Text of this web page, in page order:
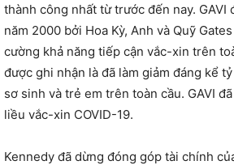
thành công nhất từ trước đến nay. GAVI
năm 2000 bởi Hoa Kỳ, Anh và Quỹ
cường khả năng tiếp cận vắc-xin trên
được ghi nhận là đã làm giảm đáng kể
sơ sinh và trẻ em trên toàn cầu. GAVI
liều vắc-xin COVID-19.
Kennedy đã dừng đóng góp tài chính